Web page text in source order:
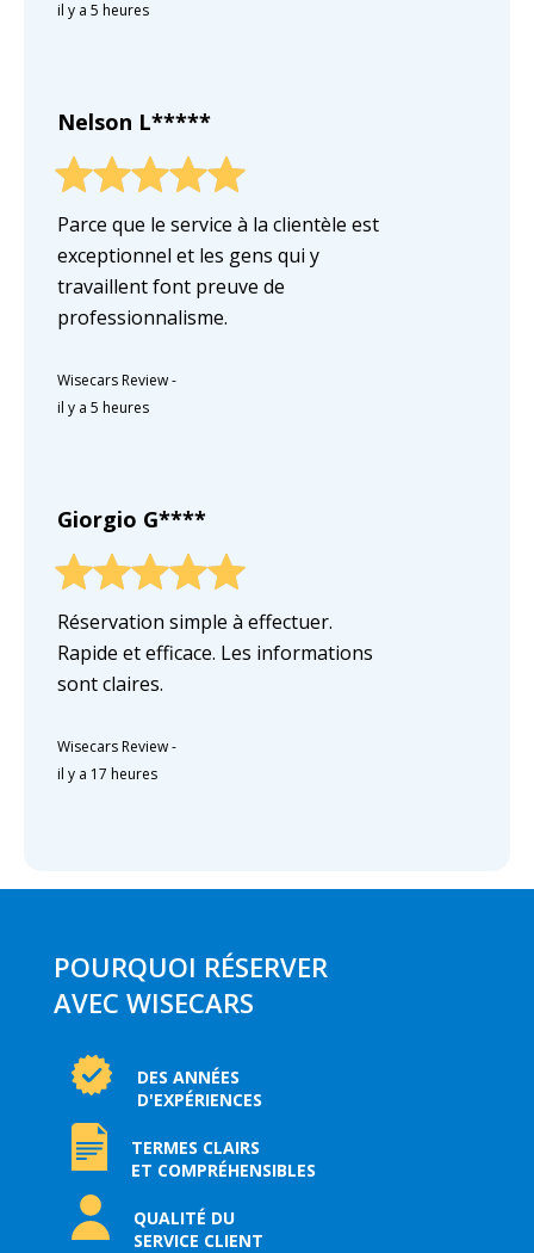
il y a 5 heures
Nelson L*****
Parce que le service à la clientèle est
exceptionnel et les gens qui y
travaillent font preuve de
professionnalisme.
Wisecars Review-
il y a 5 heures
Giorgio G****
Réservation simple à effectuer.
Rapide et efficace. Les informations
sont claires.
Wisecars Review-
il y a 17 heures
POURQUOI RÉSERVER
AVEC WISECARS
DES ANNÉES
D'EXPÉRIENCES
TERMES CLAIRS
ET COMPRÉHENSIBLES
QUALITÉ DU
SERVICE CLIENT